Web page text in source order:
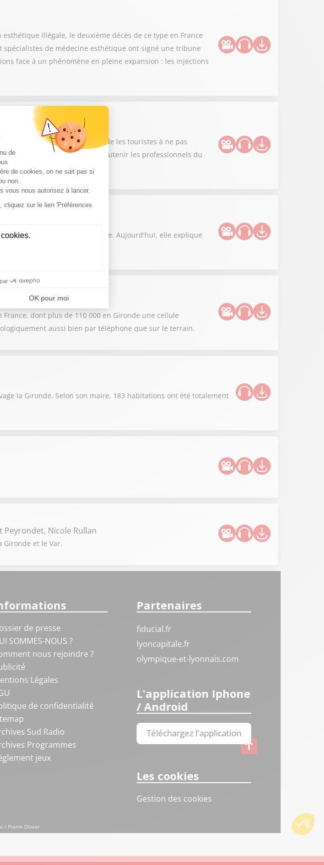
illégale, le deuxième décès de ce type en France
de médecine esthétique ont signé une tribune
face à un phénomène en pleine expansion : les injections
Nathalie Delattre appelle les touristes à ne pas
ce geste est essentiel pour soutenir les professionnels du
pour des faits de pyromanie. Aujourd'hui, elle explique
faire évoluer ces profils.
dont plus de 110 000 en Gironde une cellule
aussi bien par téléphone que sur le terrain.
la Gironde. Selon son maire, 183 habitations ont été totalement
Peyrondet, Nicole Rullan
et le Var.
de presse
SOMMES-NOUS ?
nous rejoindre ?
Légales
de confidentialité
Sud Radio
Programmes
jeux
Partenaires
fiducial.fr
lyoncapitale.fr
olympique-et-lyonnais.com
L'application Iphone
/ Android
Téléchargez l'application
Les cookies
Gestion des cookies
/ Pierre Olivier